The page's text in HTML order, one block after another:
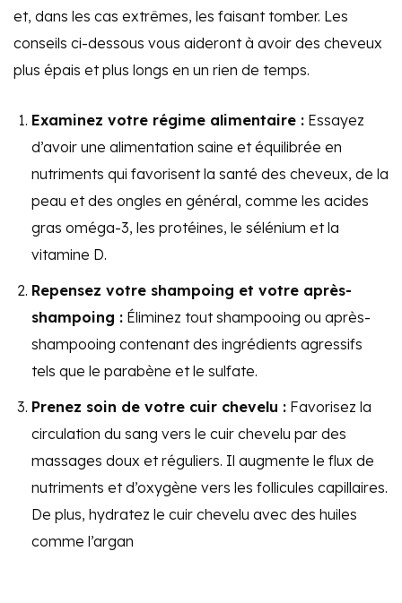
et, dans les cas extrêmes, les faisant tomber. Les
conseils ci-dessous vous aideront à avoir des cheveux
plus épais et plus longs en un rien de temps.
Examinez votre régime alimentaire : Essayez
d’avoir une alimentation saine et équilibrée en
nutriments qui favorisent la santé des cheveux, de la
peau et des ongles en général, comme les acides
gras oméga-3, les protéines, le sélénium et la
vitamine D.
Repensez votre shampoing et votre après-
shampoing : Éliminez tout shampooing ou après-
shampooing contenant des ingrédients agressifs
tels que le parabène et le sulfate.
Prenez soin de votre cuir chevelu : Favorisez la
circulation du sang vers le cuir chevelu par des
massages doux et réguliers. Il augmente le flux de
nutriments et d’oxygène vers les follicules capillaires.
De plus, hydratez le cuir chevelu avec des huiles
comme l’argan